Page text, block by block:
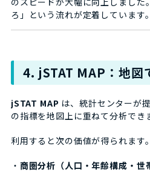
ろ」という流れが定着しています。
4. jSTAT MAP：地図
jSTAT MAP は、統計センターが
の指標を地図上に重ねて分析でき
利用すると次の価値が得られます。
・ 商圏分析（人口・年齢構成・世